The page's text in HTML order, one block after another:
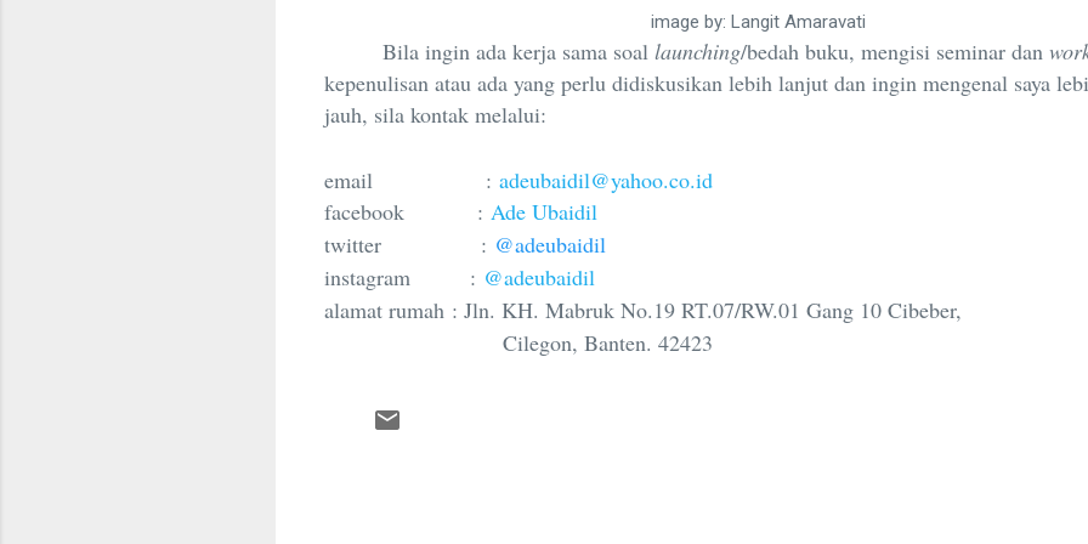
image by: Langit Amaravati
Bila ingin ada kerja sama soal launching/bedah buku, mengisi seminar dan
kepenulisan atau ada yang perlu didiskusikan lebih lanjut dan ingin mengenal saya
jauh, sila kontak melalui:
email : adeubaidil@yahoo.co.id
facebook : Ade Ubaidil
twitter : @adeubaidil
instagram : @adeubaidil
alamat rumah : Jln. KH. Mabruk No.19 RT.07/RW.01 Gang 10 Cibeber,
Cilegon, Banten. 42423